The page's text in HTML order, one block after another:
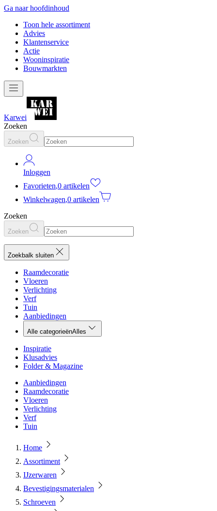
Ga naar hoofdinhoud
Toon hele assortiment
Advies
Klantenservice
Actie
Wooninspiratie
Bouwmarkten
Karwei
Zoeken
Zoeken
Inloggen
Favorieten,0 artikelen
Winkelwagen,0 artikelen
Zoeken
Zoeken
Zoekbalk sluiten
Raamdecoratie
Vloeren
Verlichting
Verf
Tuin
Aanbiedingen
Alle categorieënAlles
Inspiratie
Klusadvies
Folder & Magazine
Aanbiedingen
Raamdecoratie
Vloeren
Verlichting
Verf
Tuin
Home
Assortiment
IJzerwaren
Bevestigingsmaterialen
Schroeven